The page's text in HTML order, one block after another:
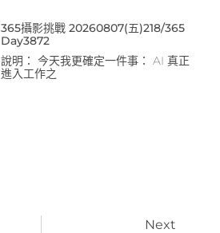
365攝影挑戰 20260807(五)218/365
Day3872
說明： 今天我更確定一件事： AI 真正
進入工作之
Next